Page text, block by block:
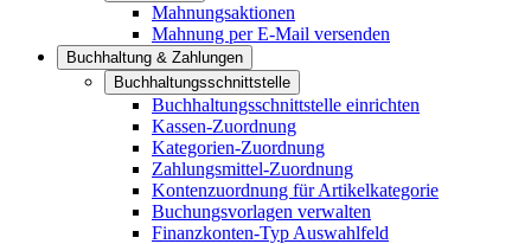
Mahnungsaktionen
Mahnung per E-Mail versenden
Buchhaltung & Zahlungen
Buchhaltungsschnittstelle
Buchhaltungsschnittstelle einrichten
Kassen-Zuordnung
Kategorien-Zuordnung
Zahlungsmittel-Zuordnung
Kontenzuordnung für Artikelkategorie
Buchungsvorlagen verwalten
Finanzkonten-Typ Auswahlfeld